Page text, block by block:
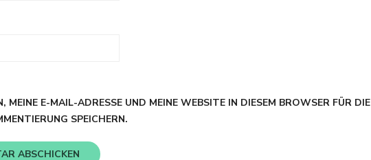
MEINE E-MAIL-ADRESSE UND MEINE WEBSITE IN DIESEM BROWSER FÜR DIE
SPEICHERN.